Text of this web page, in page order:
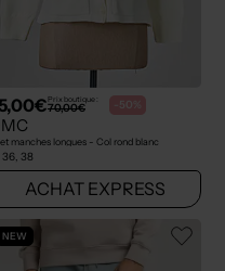
Prix boutique :
70,00€ -50%
manches longues - Col rond blanc
36, 38
ACHAT EXPRESS
NEW